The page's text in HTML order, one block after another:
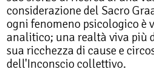
considerazione del Sacro
ogni fenomeno psicologico è
analitico; una realtà viva più
sua ricchezza di cause e
dell'Inconscio collettivo.